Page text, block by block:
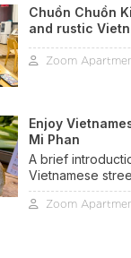
Chuồn Chuồn
and rustic
experience in
Trang
Zoom
Enjoy
Mi Phan
A brief
Vietnamese
favorite place to
Trang.
Zoom